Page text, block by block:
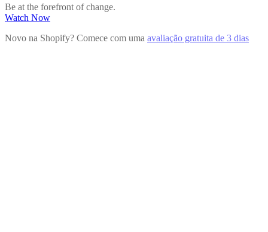
Be at the forefront of change.
Watch Now
Novo na Shopify? Comece com uma avaliação gratuita de 3 dias